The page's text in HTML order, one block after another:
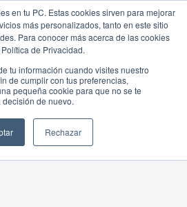
en tu PC. Estas cookies sirven para mejorar
más personalizados, tanto en este sitio
Para conocer más acerca de las cookies
de Privacidad.
tu información cuando visites nuestro
de cumplir con tus preferencias,
pequeña cookie para que no se te
de nuevo.
Rechazar